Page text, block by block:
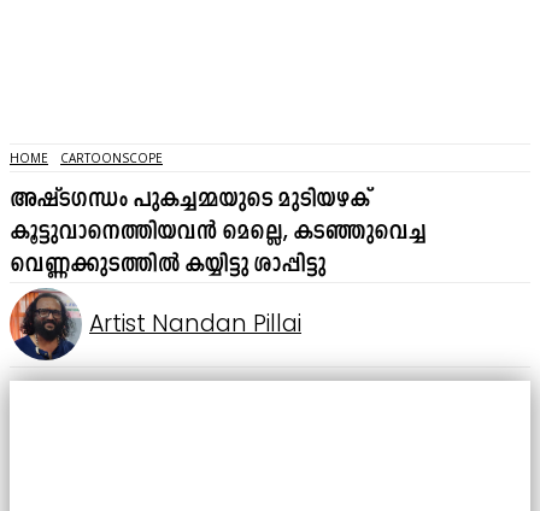
HOME CARTOONSCOPE
അഷ്ടഗന്ധം പുകച്ചമ്മയുടെ മുടിയഴക്
കൂട്ടുവാനെത്തിയവൻ മെല്ലെ, കടഞ്ഞുവെച്ച
വെണ്ണക്കുടത്തിൽ കയ്യിട്ടു ശാപ്പിട്ടു
Artist Nandan Pillai